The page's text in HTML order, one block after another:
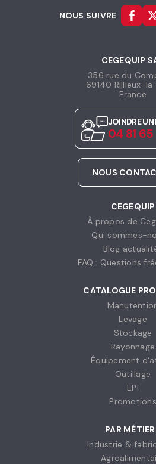
NOUS SUIVRE
CEGEQUIP
356 rue du
69140 Rillieux-
France
JOINDRE UN
04 81
NOUS
CEGEQUIP
À propos de
Qui sommes-
Blog
FAQ : Questions
CATALOGUE
Levage
Stockage
Rayonnage
Équipement
Outillage
EPI
Promotions
PAR
Industrie &